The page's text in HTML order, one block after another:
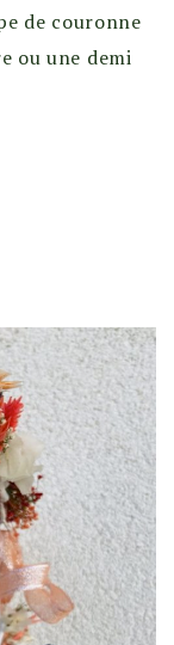
de couronne
ou une demi